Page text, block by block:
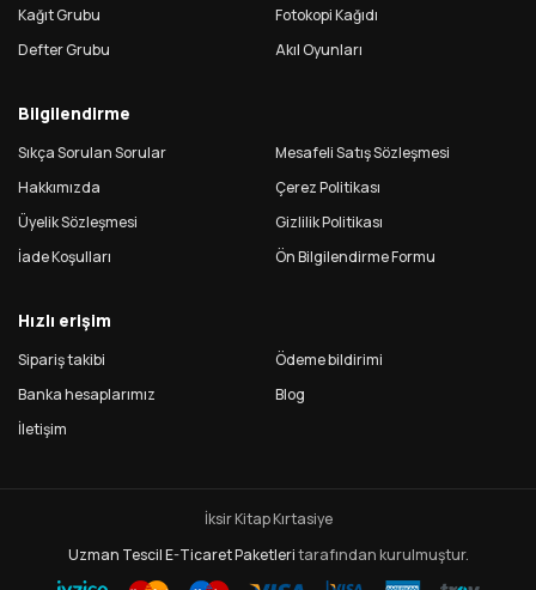
Kağıt Grubu
Fotokopi Kağıdı
Defter Grubu
Akıl Oyunları
Bilgilendirme
Sıkça Sorulan Sorular
Mesafeli Satış Sözleşmesi
Hakkımızda
Çerez Politikası
Üyelik Sözleşmesi
Gizlilik Politikası
İade Koşulları
Ön Bilgilendirme Formu
Hızlı erişim
Sipariş takibi
Ödeme bildirimi
Banka hesaplarımız
Blog
İletişim
İksir Kitap Kırtasiye
Uzman TescilE-Ticaret Paketleritarafından kurulmuştur.